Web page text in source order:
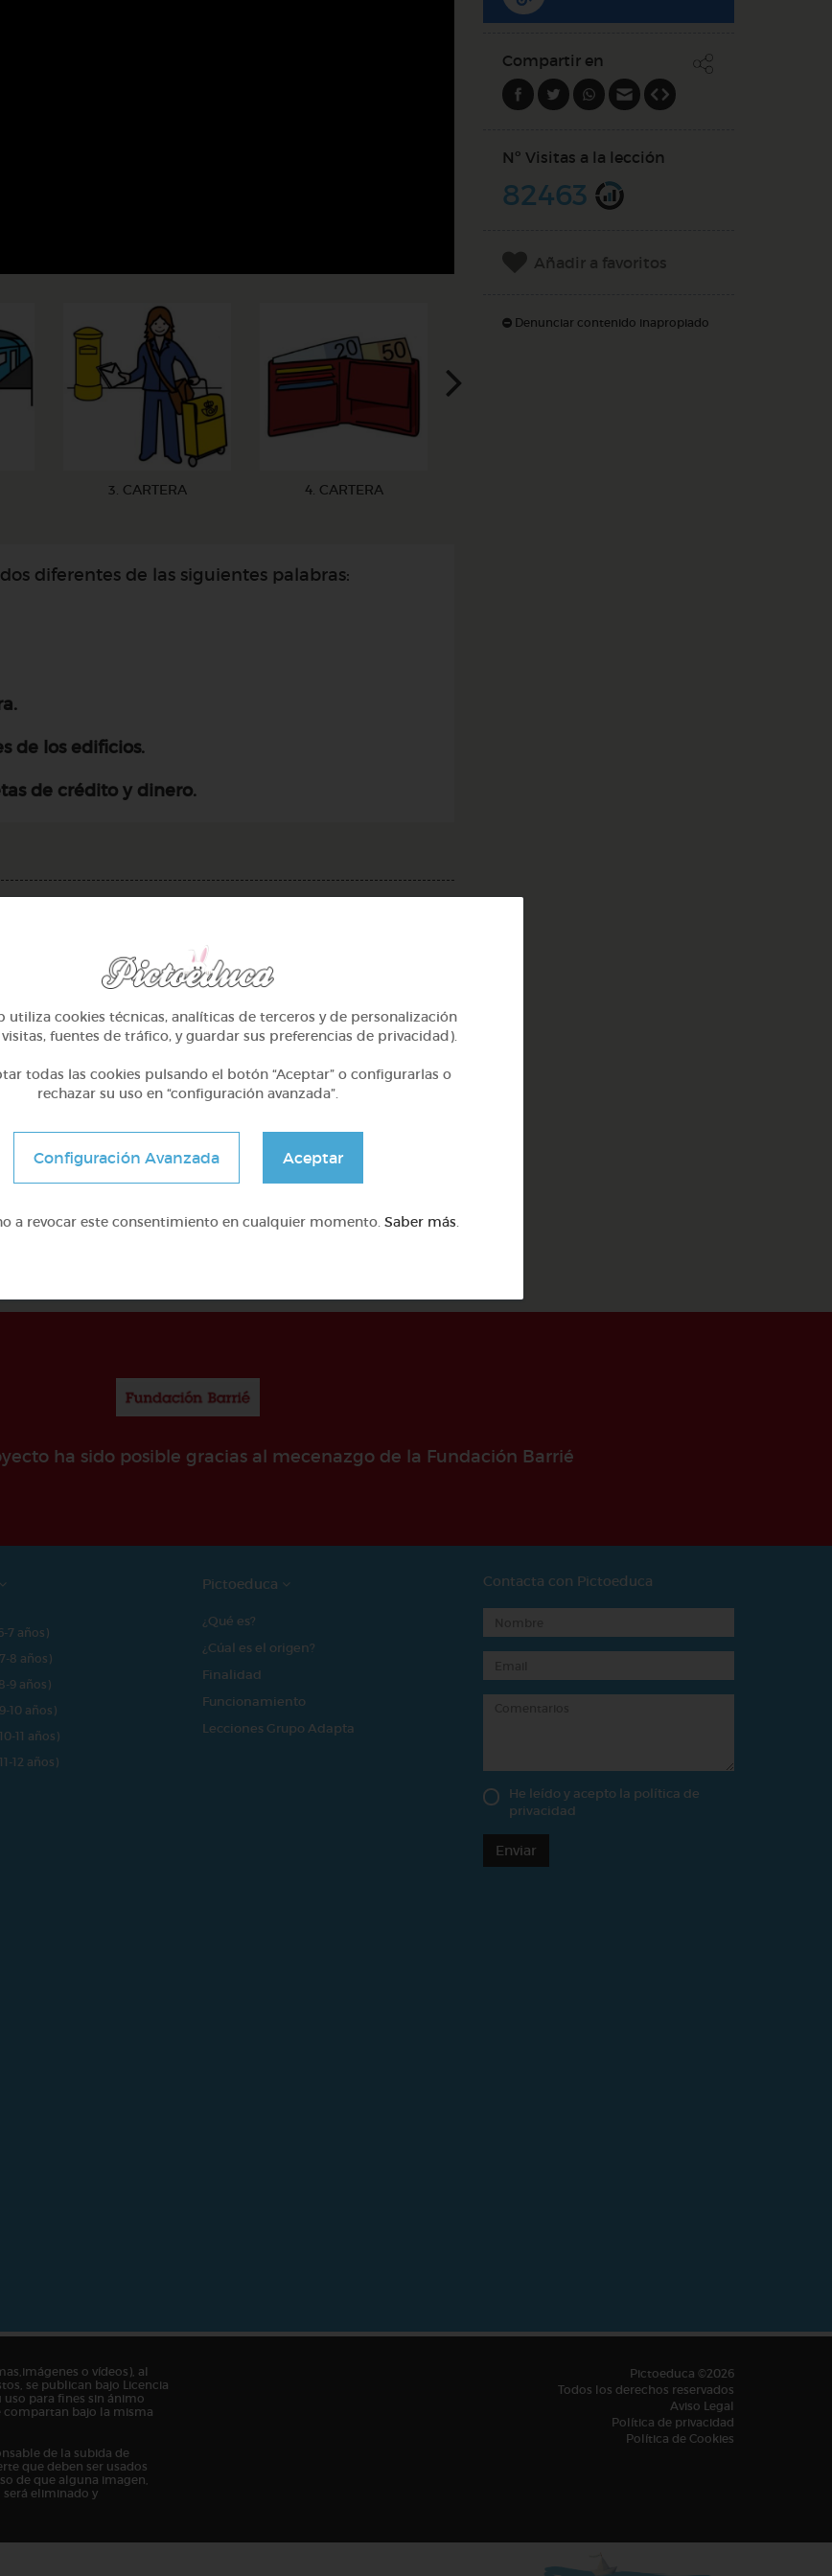
3. CARTERA 4. CARTERA
diferentes de las siguientes palabras:
de los edificios.
de crédito y dinero.
(10-11 años)
ie, verbo ir, alicia y
5º Primaria (10-11 años)
87 verbos a-, en-, con- ,
@Webparaelespanol
Compartir en
Nº Visitas a la lección
82463
Añadir a favoritos
Denunciar contenido inapropiado
ha sido posible gracias al mecenazgo de la Fundación Barrié
7 años)
8 años)
9 años)
10 años)
11 años)
12 años)
Pictoeduca
¿Qué es?
¿Cúal es el origen?
Finalidad
Funcionamiento
Lecciones Grupo Adapta
Contacta con Pictoeduca
He leído y acepto la política de
privacidad
Enviar
o vídeos), al
se publican bajo Licencia
uso para fines sin ánimo
compartan bajo la misma
de la subida de
que deben ser usados
de que alguna imagen,
eliminado y
Pictoeduca ©2026
Todos los derechos reservados
Aviso Legal
Política de privacidad
Política de Cookies
utiliza cookies técnicas, analíticas de terceros y de personalización
fuentes de tráfico, y guardar sus preferencias de privacidad).
todas las cookies pulsando el botón “Aceptar” o configurarlas o
rechazar su uso en “configuración avanzada”.
Configuración Avanzada Aceptar
a revocar este consentimiento en cualquier momento. Saber más.